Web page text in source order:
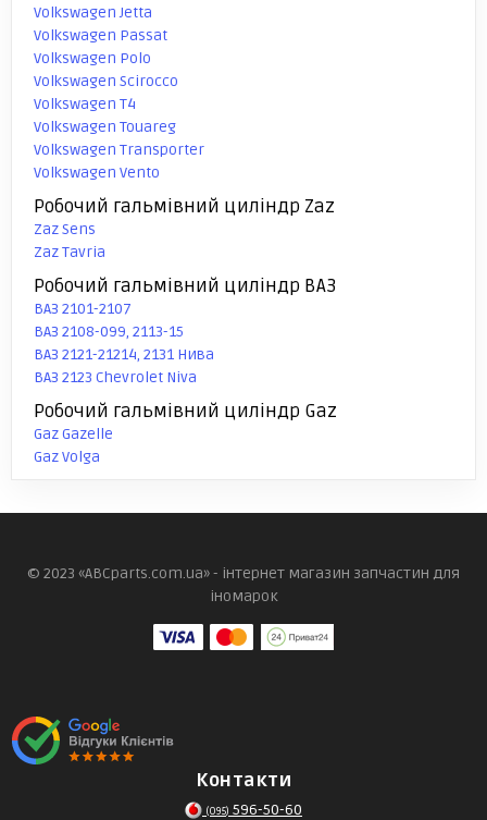
Volkswagen Jetta
Volkswagen Passat
Volkswagen Polo
Volkswagen Scirocco
Volkswagen T4
Volkswagen Touareg
Volkswagen Transporter
Volkswagen Vento
Робочий гальмівний циліндр Zaz
Zaz Sens
Zaz Tavria
Робочий гальмівний циліндр ВАЗ
ВАЗ 2101-2107
ВАЗ 2108-099, 2113-15
ВАЗ 2121-21214, 2131 Нива
ВАЗ 2123 Chevrolet Niva
Робочий гальмівний циліндр Gaz
Gaz Gazelle
Gaz Volga
© 2023 «ABCparts.com.ua» - інтернет магазин запчастин для
іномарок
Контакти
(095) 596-50-60